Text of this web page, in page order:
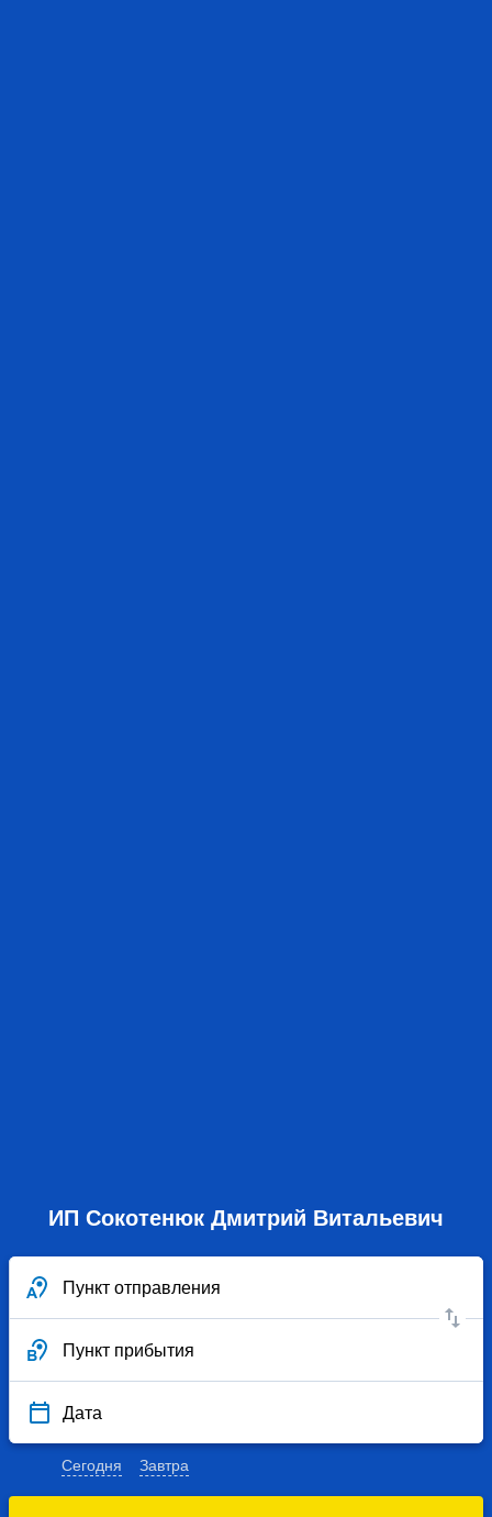
ИП Сокотенюк Дмитрий Витальевич
Пункт отправления
Пункт прибытия
Дата
Сегодня Завтра